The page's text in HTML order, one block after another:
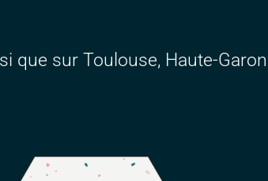
que sur Toulouse, Haute-